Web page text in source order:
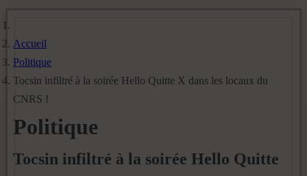
Accueil
Politique
Tocsin infiltré à la soirée Hello Quitte X dans les locaux du
CNRS !
Politique
Tocsin infiltré à la soirée Hello Quitte